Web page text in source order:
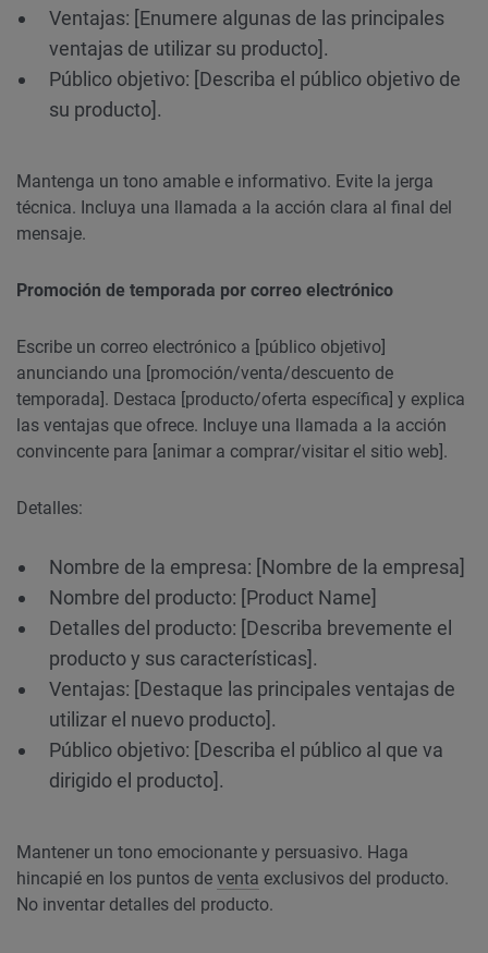
Ventajas: [Enumere algunas de las principales
ventajas de utilizar su producto].
Público objetivo: [Describa el público objetivo de
su producto].
Mantenga un tono amable e informativo. Evite la jerga
técnica. Incluya una llamada a la acción clara al final del
mensaje.
Promoción de temporada por correo electrónico
Escribe un correo electrónico a [público objetivo]
anunciando una [promoción/venta/descuento de
temporada]. Destaca [producto/oferta específica] y explica
las ventajas que ofrece. Incluye una llamada a la acción
convincente para [animar a comprar/visitar el sitio web].
Detalles:
Nombre de la empresa: [Nombre de la empresa]
Nombre del producto: [Product Name]
Detalles del producto: [Describa brevemente el
producto y sus características].
Ventajas: [Destaque las principales ventajas de
utilizar el nuevo producto].
Público objetivo: [Describa el público al que va
dirigido el producto].
Mantener un tono emocionante y persuasivo. Haga
hincapié en los puntos de venta exclusivos del producto.
No inventar detalles del producto.